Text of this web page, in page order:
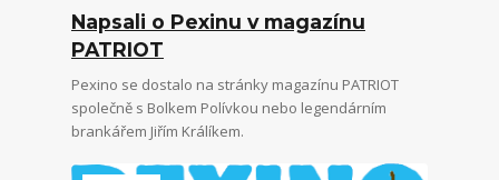
Napsali o Pexinu v magazínu
PATRIOT
Pexino se dostalo na stránky magazínu PATRIOT
společně s Bolkem Polívkou nebo legendárním
brankářem Jiřím Králíkem.